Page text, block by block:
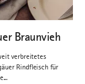
Braunvieh
verbreitetes
Rindfleisch für